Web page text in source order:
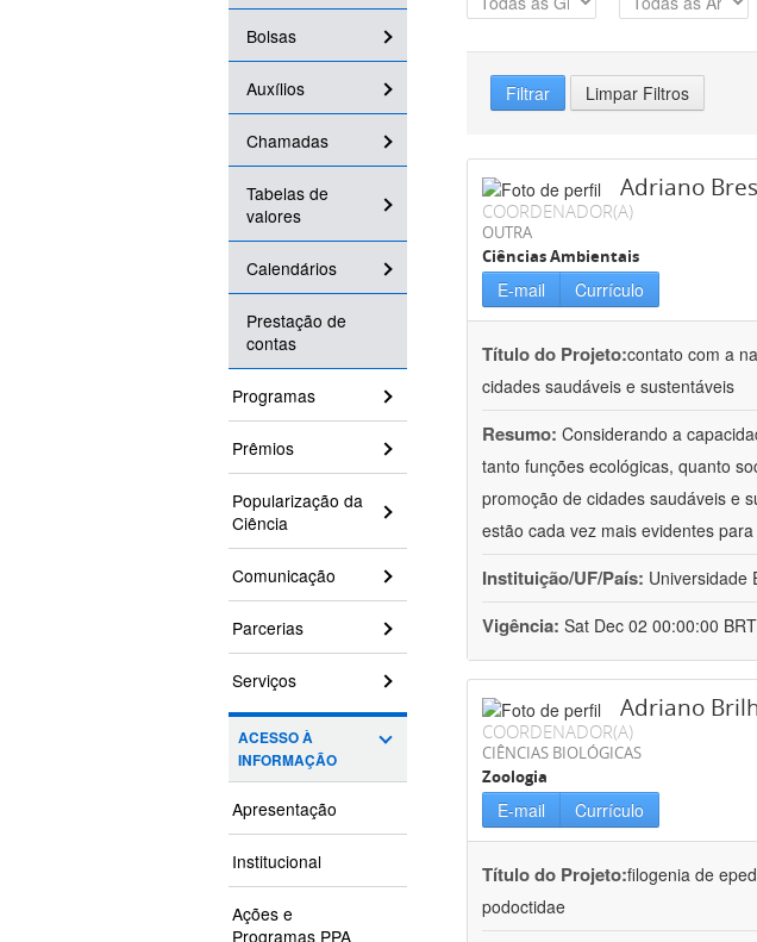
Bolsas
Auxílios
Chamadas
Tabelas de
valores
Calendários
Prestação de
contas
Programas
Prêmios
Popularização da
Ciência
Comunicação
Parcerias
Serviços
ACESSO À
INFORMAÇÃO
Apresentação
Institucional
Ações e
Programas PPA
Filtrar Limpar Filtros
Adriano
COORDENADOR(A)
OUTRA
Ciências Ambientais
E-mail Currículo
Título do Projeto:contato com a
cidades saudáveis e sustentáveis
Resumo: Considerando a
tanto funções ecológicas, quanto
promoção de cidades saudáveis e
estão cada vez mais evidentes
Instituição/UF/País: Universidade
Vigência: Sat Dec 02 00:00:00
Adriano
COORDENADOR(A)
CIÊNCIAS BIOLÓGICAS
Zoologia
E-mail Currículo
Título do Projeto:filogenia de
podoctidae